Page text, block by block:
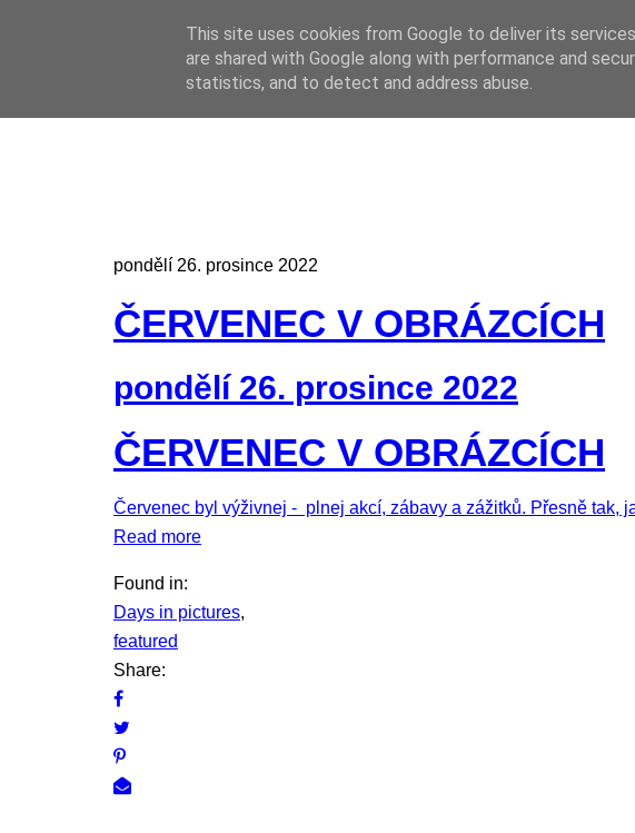
Online casino
Online casino CZ
pondělí 26. prosince 2022
ČERVENEC V OBRÁZCÍCH
pondělí 26. prosince 2022
ČERVENEC V OBRÁZCÍCH
Červenec byl výživnej - plnej akcí, zábavy a zážitků. Přesně tak,
Read more
Found in:
Days in pictures,
featured
Share:
This site uses cookies from Google to deliver its
are shared with Google along with performance and
statistics, and to detect and address abuse.